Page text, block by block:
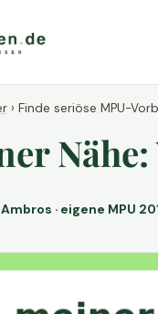
› Finde seriöse MPU-
· eigene MPU